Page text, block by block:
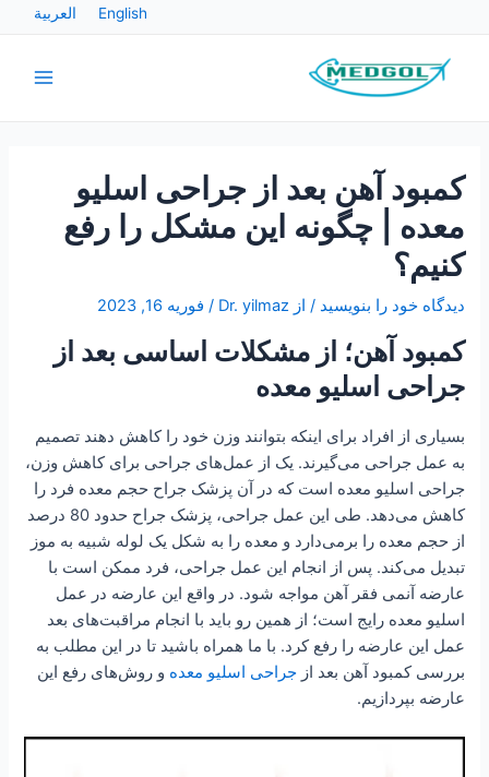
English العربية
کمبود آهن بعد از جراحی اسلیو
معده | چگونه این مشکل را رفع
کنیم؟
دیدگاه‌ خود را بنویسید / از Dr. yilmaz
/ فوریه 16, 2023
کمبود آهن؛ از مشکلات اساسی بعد از
جراحی اسلیو معده
بسیاری از افراد برای اینکه بتوانند وزن خود را کاهش دهند تصمیم
به عمل جراحی می‌گیرند. یک از عمل‌های جراحی برای کاهش وزن،
جراحی اسلیو معده است که در آن پزشک جراح حجم معده فرد را
کاهش می‌دهد. طی این عمل جراحی، پزشک جراح حدود 80 درصد
از حجم معده را برمی‌دارد و معده را به شکل یک لوله شبیه به موز
تبدیل می‌کند. پس از انجام این عمل جراحی، فرد ممکن است با
عارضه آنمی فقر آهن مواجه شود. در واقع این عارضه در عمل
اسلیو معده رایج است؛ از همین رو باید با انجام مراقبت‌های بعد
عمل این عارضه را رفع کرد. با ما همراه باشید تا در این مطلب به
بررسی کمبود آهن بعد ازجراحی اسلیو معده و روش‌های رفع این
عارضه بپردازیم.